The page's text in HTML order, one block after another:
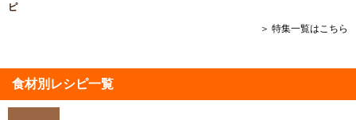
ピ
＞ 特集一覧はこちら
食材別レシピ一覧